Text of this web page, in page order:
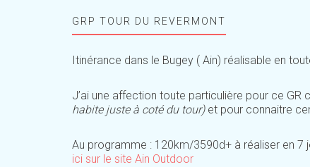
GRP TOUR DU REVERMONT
Itinérance dans le Bugey ( Ain) réalisable en
J’ai une affection toute particulière pour ce GR
habite juste à coté du tour) et pour connaitre
Au programme : 120km/3590d+ à réaliser en 7
ici sur le site Ain Outdoor